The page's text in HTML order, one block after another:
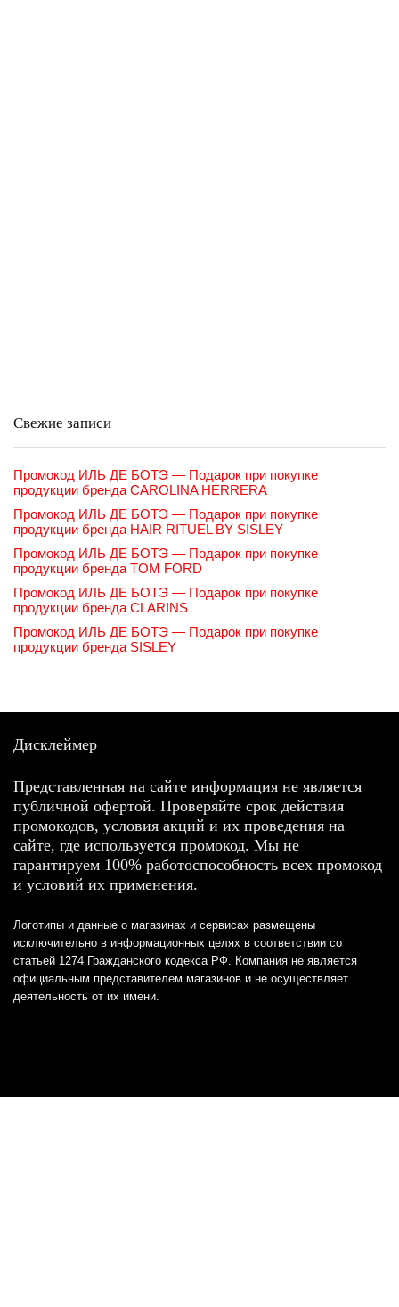
Свежие записи
Промокод ИЛЬ ДЕ БОТЭ — Подарок при покупке
продукции бренда CAROLINA HERRERA
Промокод ИЛЬ ДЕ БОТЭ — Подарок при покупке
продукции бренда HAIR RITUEL BY SISLEY
Промокод ИЛЬ ДЕ БОТЭ — Подарок при покупке
продукции бренда TOM FORD
Промокод ИЛЬ ДЕ БОТЭ — Подарок при покупке
продукции бренда CLARINS
Промокод ИЛЬ ДЕ БОТЭ — Подарок при покупке
продукции бренда SISLEY
Дисклеймер
Представленная на сайте информация не является
публичной офертой. Проверяйте срок действия
промокодов, условия акций и их проведения на
сайте, где используется промокод. Мы не
гарантируем 100% работоспособность всех промокод
и условий их применения.
Логотипы и данные о магазинах и сервисах размещены
исключительно в информационных целях в соответствии со
статьей 1274 Гражданского кодекса РФ. Компания не является
официальным представителем магазинов и не осуществляет
деятельность от их имени.